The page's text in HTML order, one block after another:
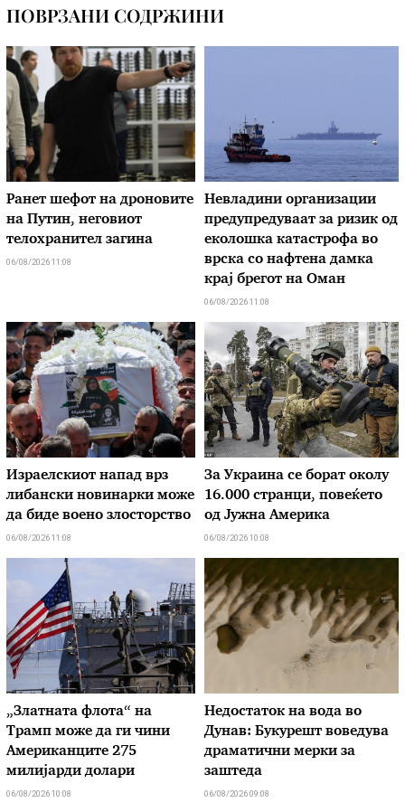
ПОВРЗАНИ СОДРЖИНИ
Ранет шефот на дроновите
на Путин, неговиот
телохранител загина
06/08/2026 11:08
Невладини организации
предупредуваат за ризик од
еколошка катастрофа во
врска со нафтена дамка
крај брегот на Оман
06/08/2026 11:08
Израелскиот напад врз
либански новинарки може
да биде воено злосторство
06/08/2026 11:08
За Украина се борат околу
16.000 странци, повеќето
од Јужна Америка
06/08/2026 10:08
„Златната флота“ на
Трамп може да ги чини
Американците 275
милијарди долари
06/08/2026 10:08
Недостаток на вода во
Дунав: Букурешт воведува
драматични мерки за
заштеда
06/08/2026 09:08